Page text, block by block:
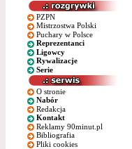
PZPN
Mistrzostwa Polski
Puchary w Polsce
Reprezentanci
Ligowcy
Rywalizacje
Serie
O stronie
Nabór
Redakcja
Kontakt
Reklamy 90minut.pl
Bibliografia
Pliki cookies